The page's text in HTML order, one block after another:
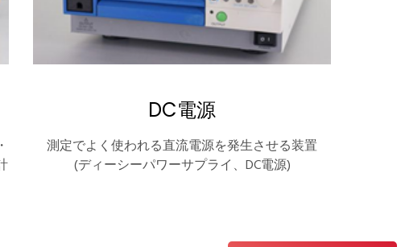
DC電源
測定でよく使われる直流電源を発生させる装置
(ディーシーパワーサプライ、DC電源)